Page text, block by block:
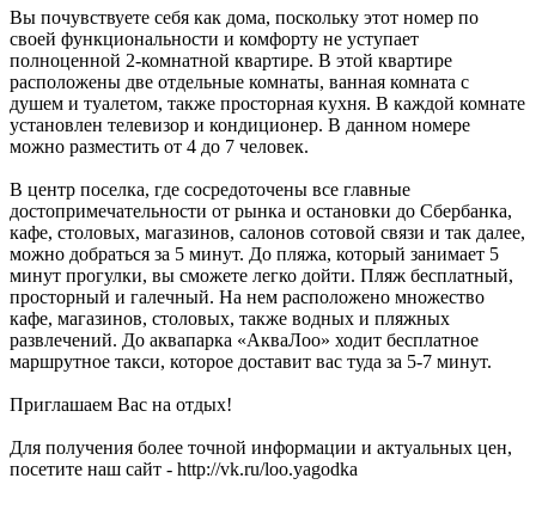
Вы почувствуете себя как дома, поскольку этот номер по
своей функциональности и комфорту не уступает
полноценной 2-комнатной квартире. В этой квартире
расположены две отдельные комнаты, ванная комната с
душем и туалетом, также просторная кухня. В каждой комнате
установлен телевизор и кондиционер. В данном номере
можно разместить от 4 до 7 человек.
В центр поселка, где сосредоточены все главные
достопримечательности от рынка и остановки до Сбербанка,
кафе, столовых, магазинов, салонов сотовой связи и так далее,
можно добраться за 5 минут. До пляжа, который занимает 5
минут прогулки, вы сможете легко дойти. Пляж бесплатный,
просторный и галечный. На нем расположено множество
кафе, магазинов, столовых, также водных и пляжных
развлечений. До аквапарка «АкваЛоо» ходит бесплатное
маршрутное такси, которое доставит вас туда за 5-7 минут.
Приглашаем Вас на отдых!
Для получения более точной информации и актуальных цен,
посетите наш сайт - http://vk.ru/loo.yagodka